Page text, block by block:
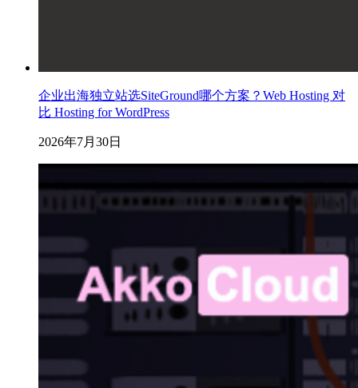
企业出海独立站选SiteGround哪个方案？Web Hosting 对
比 Hosting for WordPress
2026年7月30日